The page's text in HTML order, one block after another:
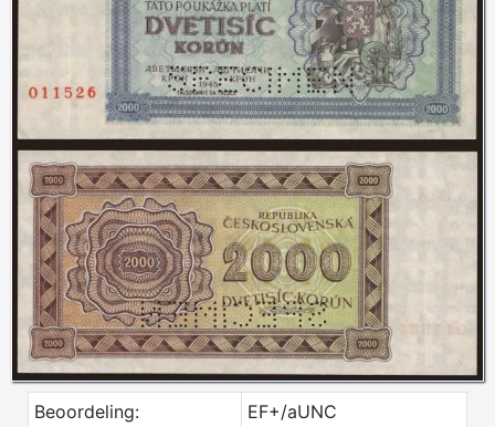
Beoordeling:
EF+/aUNC